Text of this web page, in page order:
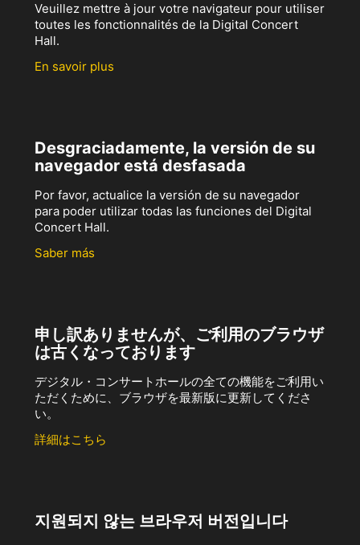
Veuillez mettre à jour votre navigateur pour utiliser
toutes les fonctionnalités de la Digital Concert
Hall.
En savoir plus
Desgraciadamente, la versión de su
navegador está desfasada
Por favor, actualice la versión de su navegador
para poder utilizar todas las funciones del Digital
Concert Hall.
Saber más
申し訳ありませんが、ご利用のブラウザ
は古くなっております
デジタル・コンサートホールの全ての機能をご利用い
ただくために、ブラウザを最新版に更新してくださ
い。
詳細はこちら
지원되지 않는 브라우저 버전입니다